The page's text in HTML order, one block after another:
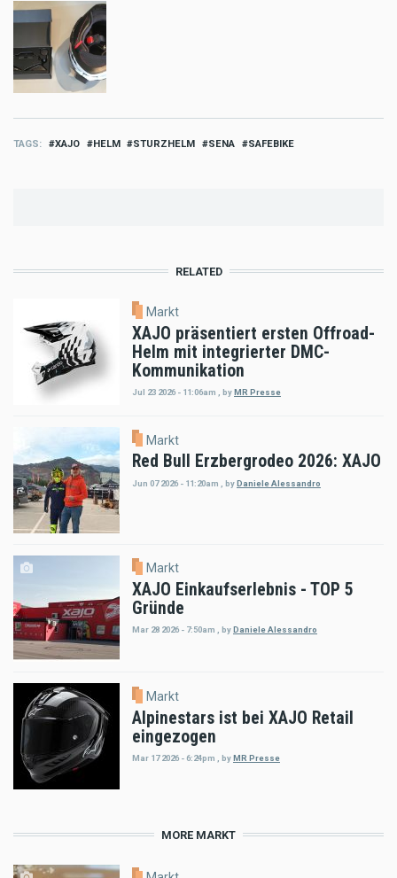
TAGS XAJO HELM STURZHELM SENA SAFEBIKE
RELATED
Markt
XAJO präsentiert ersten Offroad-
Helm mit integrierter DMC-
Kommunikation
Jul 23 2026 - 11:06am byMR Presse
Markt
Red Bull Erzbergrodeo 2026: XAJO
Jun 07 2026 - 11:20am byDaniele Alessandro
Markt
XAJO Einkaufserlebnis - TOP 5
Gründe
Mar 28 2026 - 7:50am , by Daniele Alessandro
Markt
Alpinestars ist bei XAJO Retail
eingezogen
Mar 17 2026 - 6:24pm , byMR Presse
MORE MARKT